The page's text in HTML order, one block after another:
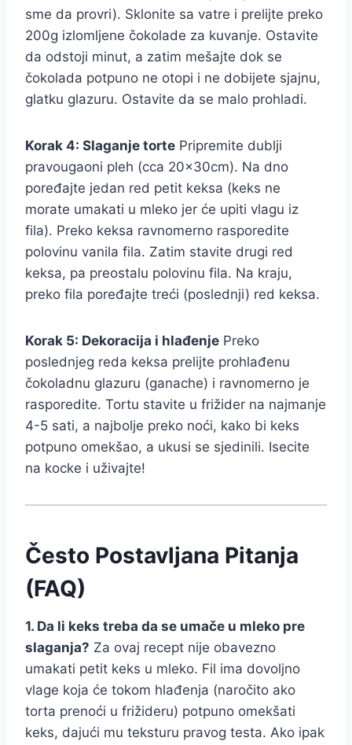
sme da provri). Sklonite sa vatre i prelijte preko
200g izlomljene čokolade za kuvanje. Ostavite
da odstoji minut, a zatim mešajte dok se
čokolada potpuno ne otopi i ne dobijete sjajnu,
glatku glazuru. Ostavite da se malo prohladi.
Korak 4: Slaganje torte Pripremite dublji
pravougaoni pleh (cca 20x30cm). Na dno
poređajte jedan red petit keksa (keks ne
morate umakati u mleko jer će upiti vlagu iz
fila). Preko keksa ravnomerno rasporedite
polovinu vanila fila. Zatim stavite drugi red
keksa, pa preostalu polovinu fila. Na kraju,
preko fila poređajte treći (poslednji) red keksa.
Korak 5: Dekoracija i hlađenje Preko
poslednjeg reda keksa prelijte prohlađenu
čokoladnu glazuru (ganache) i ravnomerno je
rasporedite. Tortu stavite u frižider na najmanje
4-5 sati, a najbolje preko noći, kako bi keks
potpuno omekšao, a ukusi se sjedinili. Isecite
na kocke i uživajte!
Često Postavljana Pitanja
(FAQ)
1. Da li keks treba da se umače u mleko pre
slaganja? Za ovaj recept nije obavezno
umakati petit keks u mleko. Fil ima dovoljno
vlage koja će tokom hlađenja (naročito ako
torta prenoći u frižideru) potpuno omekšati
keks, dajući mu teksturu pravog testa. Ako ipak